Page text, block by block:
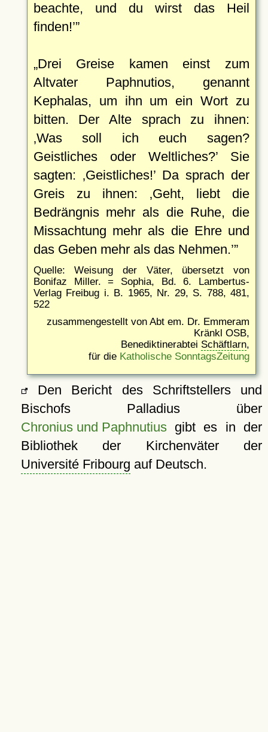
beachte, und du wirst das Heil
finden!
Drei Greise kamen einst zum
Altvater Paphnutios, genannt
Kephalas, um ihn um ein Wort zu
bitten. Der Alte sprach zu ihnen:
Was soll ich euch sagen?
Geistliches oder Weltliches?Sie
sagten:
Geistliches!Da sprach der
Greis zu ihnen:
Geht, liebt die
Bedrängnis mehr als die Ruhe, die
Missachtung mehr als die Ehre und
das Geben mehr als das Nehmen.
Quelle: Weisung der Väter, übersetzt von
Bonifaz Miller. = Sophia, Bd. 6. Lambertus-
Verlag Freibug i. B. 1965, Nr. 29, S. 788, 481,
522
zusammengestellt von Abt em. Dr. Emmeram
Kränkl OSB,
Benediktinerabtei Schäftlarn,
für die Katholische SonntagsZeitung
Den Bericht des Schriftstellers und
Bischofs Palladius über
Chronius und Paphnutiusgibt es in der
Bibliothek der Kirchenväter der
Université Fribourg auf Deutsch.